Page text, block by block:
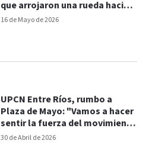
16 de Mayo de 2026
que arrojaron una rueda hacia
la calle
30 de Abril de 2026
UPCN Entre Ríos, rumbo a
Plaza de Mayo: "Vamos a hacer
sentir la fuerza del movimiento
obrero en las calles"